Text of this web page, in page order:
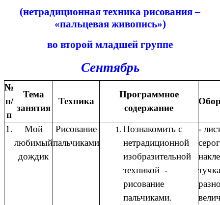
(нетрадиционная техника рисования –
«пальцевая живопись»)
во второй младшей группе
Сентябрь
№
п/
п
Тема
занятия
Техника
Программное
содержание
1.
Мой
любимый
дождик
Рисование
пальчиками
Познакомить с
нетрадиционной
изобразительной
техникой -
рисование
пальчиками.
-